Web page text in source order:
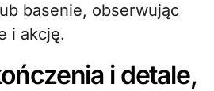
basenie, obserwując
i akcję.
i detale,